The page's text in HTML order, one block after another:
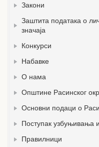
Закони
Заштита података о
значаја
Конкурси
Набавке
О нама
Општине Расинског
Основни подаци о
Поступак узбуњивања
Правилници